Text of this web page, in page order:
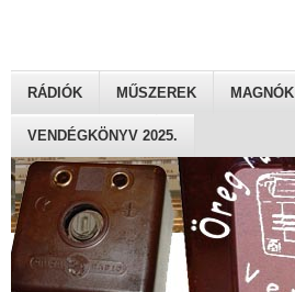
RÁDIÓK MŰSZEREK MAGNÓK
VENDÉGKÖNYV 2025.